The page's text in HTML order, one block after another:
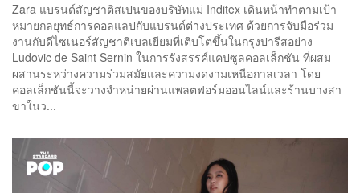
Zara แบรนด์สัญชาติสเปนของบริษัทแม่ Inditex เดินหน้าทำตามเป้า
หมายกลยุทธ์การคอลแลปกับแบรนด์ต่างประเทศ ด้วยการจับมือร่วม
งานกับดีไซเนอร์สัญชาติเบลเยียมที่เติบโตขึ้นในกรุงปารีสอย่าง
Ludovic de Saint Sernin ในการรังสรรค์แคปซูลคอลเล็กชัน ที่ผสม
ผสานระหว่างความร่วมสมัยและความงดงามเหนือกาลเวลา โดย
คอลเล็กชันนี้จะวางจำหน่ายผ่านแพลตฟอร์มออนไลน์และร้านบางสา
ขาในว...